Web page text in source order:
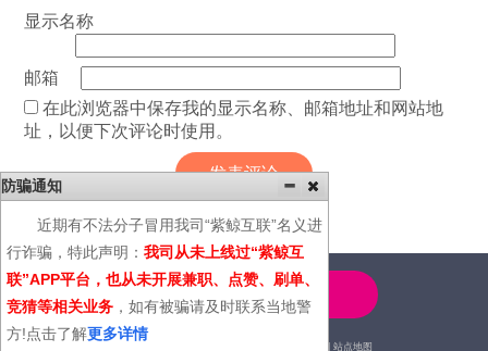
显示名称
邮箱
在此浏览器中保存我的显示名称、邮箱地址和网站地
址，以便下次评论时使用。
4000-600-366
站点地图
防骗通知
近期有不法分子冒用我司“紫鲸互联”名义进
行诈骗，特此声明： 我司从未上线过“紫鲸互
联”APP平台，也从未开展兼职、点赞、刷单、
竞猜等相关业务 ，如有被骗请及时联系当地警
方!点击了解更多详情